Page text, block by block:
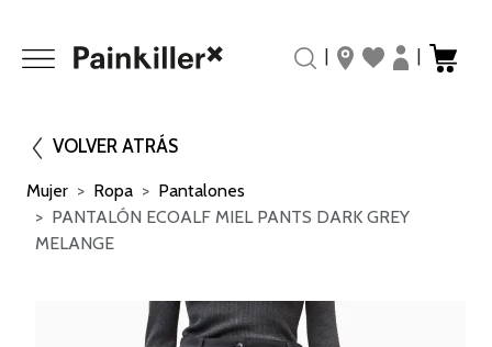
VOLVER ATRÁS
Mujer Ropa
Pantalones
PANTALÓN ECOALF MIEL PANTS DARK GREY
MELANGE